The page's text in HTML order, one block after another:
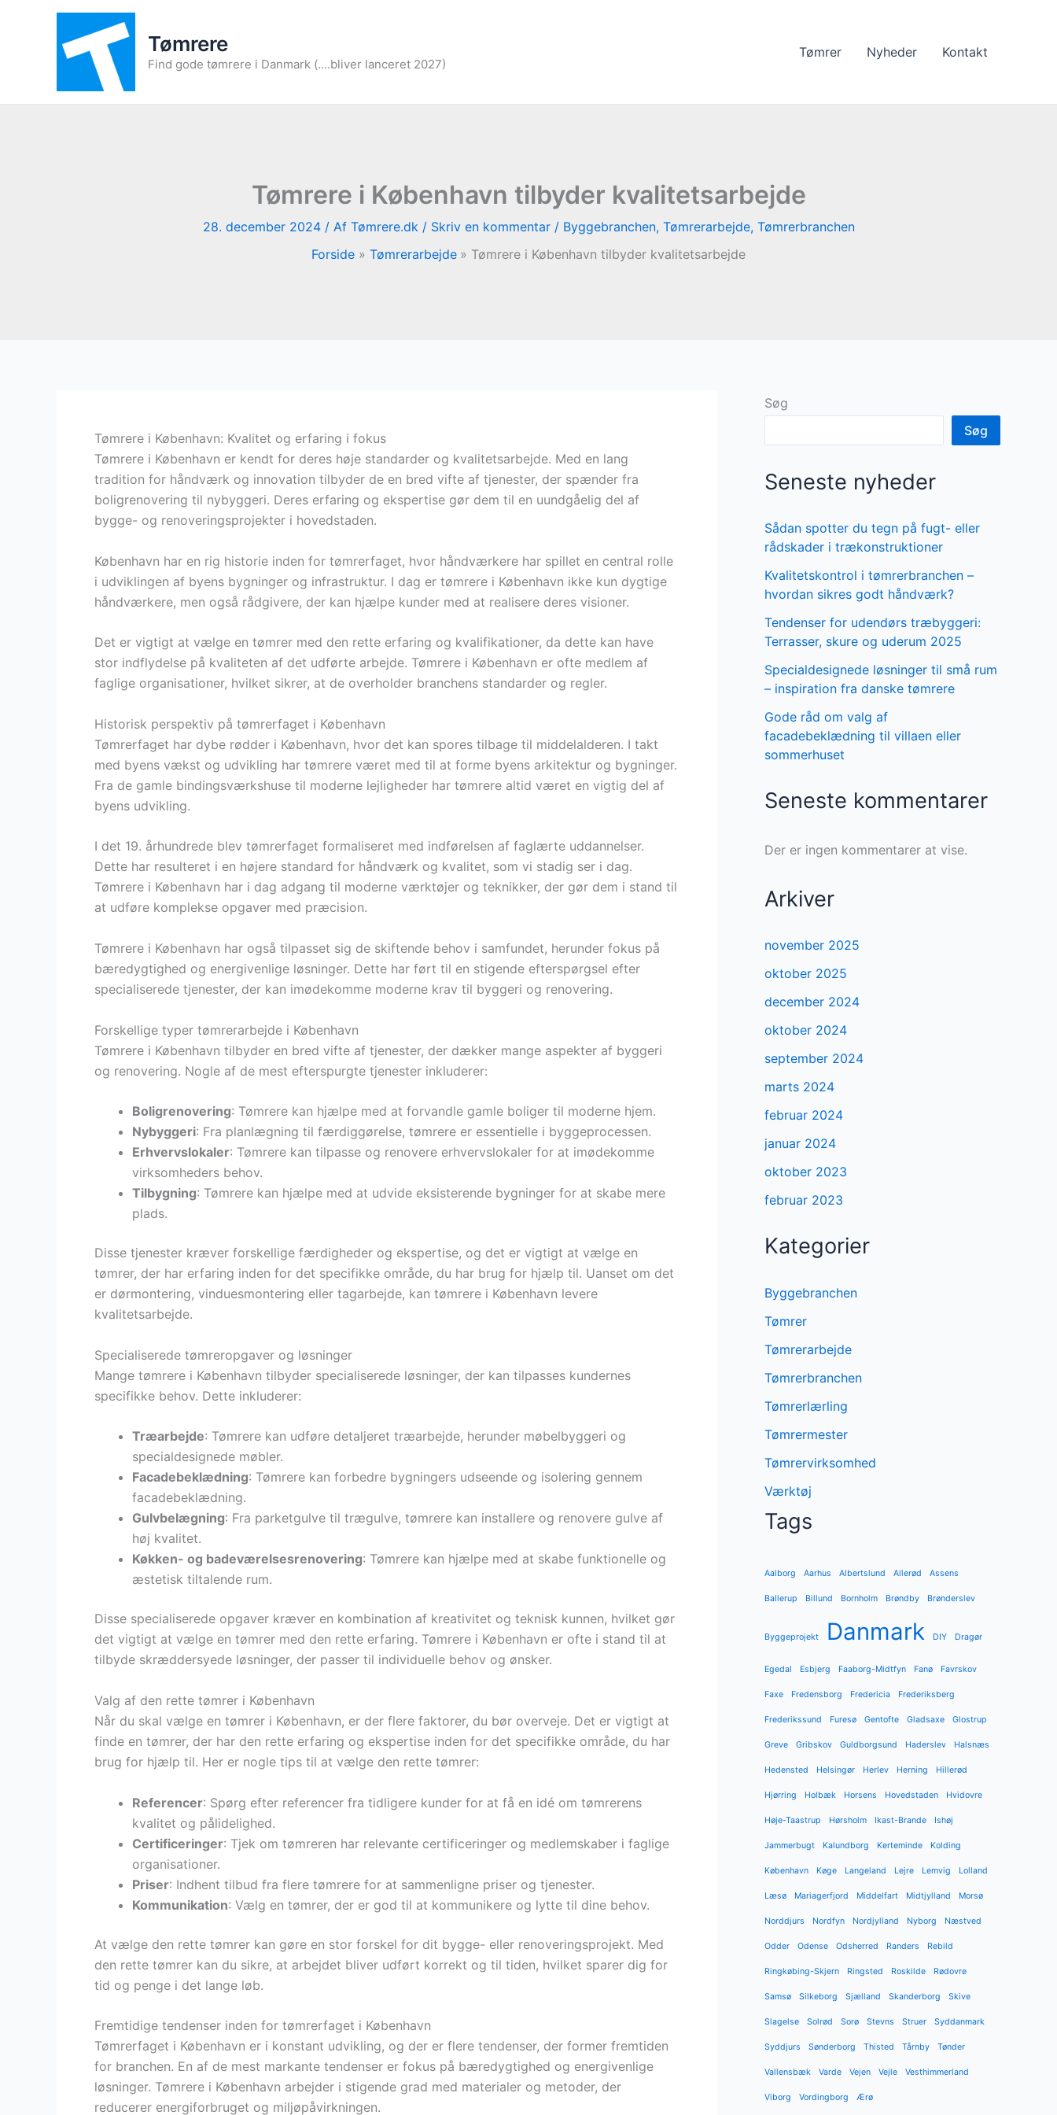
Tømrere
Find gode tømrere i Danmark (....bliver lanceret 2027)
Tømrer Nyheder Kontakt
Tømrere i København tilbyder kvalitetsarbejde
28. december 2024 / Af Tømrere.dk / Skriv en kommentar / Byggebranchen, Tømrerarbejde, Tømrerbranchen
Forside
Tømrerarbejde Tømrere i København tilbyder kvalitetsarbejde
Tømrere i København: Kvalitet og erfaring i fokus
Tømrere i København er kendt for deres høje standarder og kvalitetsarbejde. Med en lang
tradition for håndværk og innovation tilbyder de en bred vifte af tjenester, der spænder fra
boligrenovering til nybyggeri. Deres erfaring og ekspertise gør dem til en uundgåelig del af
bygge- og renoveringsprojekter i hovedstaden.
København har en rig historie inden for tømrerfaget, hvor håndværkere har spillet en central rolle
i udviklingen af byens bygninger og infrastruktur. I dag er tømrere i København ikke kun dygtige
håndværkere, men også rådgivere, der kan hjælpe kunder med at realisere deres visioner.
Det er vigtigt at vælge en tømrer med den rette erfaring og kvalifikationer, da dette kan have
stor indflydelse på kvaliteten af det udførte arbejde. Tømrere i København er ofte medlem af
faglige organisationer, hvilket sikrer, at de overholder branchens standarder og regler.
Historisk perspektiv på tømrerfaget i København
Tømrerfaget har dybe rødder i København, hvor det kan spores tilbage til middelalderen. I takt
med byens vækst og udvikling har tømrere været med til at forme byens arkitektur og bygninger.
Fra de gamle bindingsværkshuse til moderne lejligheder har tømrere altid været en vigtig del af
byens udvikling.
I det 19. århundrede blev tømrerfaget formaliseret med indførelsen af faglærte uddannelser.
Dette har resulteret i en højere standard for håndværk og kvalitet, som vi stadig ser i dag.
Tømrere i København har i dag adgang til moderne værktøjer og teknikker, der gør dem i stand til
at udføre komplekse opgaver med præcision.
Tømrere i København har også tilpasset sig de skiftende behov i samfundet, herunder fokus på
bæredygtighed og energivenlige løsninger. Dette har ført til en stigende efterspørgsel efter
specialiserede tjenester, der kan imødekomme moderne krav til byggeri og renovering.
Forskellige typer tømrerarbejde i København
Tømrere i København tilbyder en bred vifte af tjenester, der dækker mange aspekter af byggeri
og renovering. Nogle af de mest efterspurgte tjenester inkluderer:
Boligrenovering: Tømrere kan hjælpe med at forvandle gamle boliger til moderne hjem.
Nybyggeri: Fra planlægning til færdiggørelse, tømrere er essentielle i byggeprocessen.
Erhvervslokaler: Tømrere kan tilpasse og renovere erhvervslokaler for at imødekomme
virksomheders behov.
Tilbygning: Tømrere kan hjælpe med at udvide eksisterende bygninger for at skabe mere
plads.
Disse tjenester kræver forskellige færdigheder og ekspertise, og det er vigtigt at vælge en
tømrer, der har erfaring inden for det specifikke område, du har brug for hjælp til. Uanset om det
er dørmontering, vinduesmontering eller tagarbejde, kan tømrere i København levere
kvalitetsarbejde.
Specialiserede tømreropgaver og løsninger
Mange tømrere i København tilbyder specialiserede løsninger, der kan tilpasses kundernes
specifikke behov. Dette inkluderer:
Træarbejde: Tømrere kan udføre detaljeret træarbejde, herunder møbelbyggeri og
specialdesignede møbler.
Facadebeklædning: Tømrere kan forbedre bygningers udseende og isolering gennem
facadebeklædning.
Gulvbelægning: Fra parketgulve til trægulve, tømrere kan installere og renovere gulve af
høj kvalitet.
Køkken- og badeværelsesrenovering: Tømrere kan hjælpe med at skabe funktionelle og
æstetisk tiltalende rum.
Disse specialiserede opgaver kræver en kombination af kreativitet og teknisk kunnen, hvilket gør
det vigtigt at vælge en tømrer med den rette erfaring. Tømrere i København er ofte i stand til at
tilbyde skræddersyede løsninger, der passer til individuelle behov og ønsker.
Valg af den rette tømrer i København
Når du skal vælge en tømrer i København, er der flere faktorer, du bør overveje. Det er vigtigt at
finde en tømrer, der har den rette erfaring og ekspertise inden for det specifikke område, du har
brug for hjælp til. Her er nogle tips til at vælge den rette tømrer:
Referencer: Spørg efter referencer fra tidligere kunder for at få en idé om tømrerens
kvalitet og pålidelighed.
Certificeringer: Tjek om tømreren har relevante certificeringer og medlemskaber i faglige
organisationer.
Priser: Indhent tilbud fra flere tømrere for at sammenligne priser og tjenester.
Kommunikation: Vælg en tømrer, der er god til at kommunikere og lytte til dine behov.
At vælge den rette tømrer kan gøre en stor forskel for dit bygge- eller renoveringsprojekt. Med
den rette tømrer kan du sikre, at arbejdet bliver udført korrekt og til tiden, hvilket sparer dig for
tid og penge i det lange løb.
Fremtidige tendenser inden for tømrerfaget i København
Tømrerfaget i København er i konstant udvikling, og der er flere tendenser, der former fremtiden
for branchen. En af de mest markante tendenser er fokus på bæredygtighed og energivenlige
løsninger. Tømrere i København arbejder i stigende grad med materialer og metoder, der
reducerer energiforbruget og miljøpåvirkningen.
Søg
Søg
Seneste nyheder
Sådan spotter du tegn på fugt- eller
rådskader i trækonstruktioner
Kvalitetskontrol i tømrerbranchen –
hvordan sikres godt håndværk?
Tendenser for udendørs træbyggeri:
Terrasser, skure og uderum 2025
Specialdesignede løsninger til små rum
– inspiration fra danske tømrere
Gode råd om valg af
facadebeklædning til villaen eller
sommerhuset
Seneste kommentarer
Der er ingen kommentarer at vise.
Arkiver
november 2025
oktober 2025
december 2024
oktober 2024
september 2024
marts 2024
februar 2024
januar 2024
oktober 2023
februar 2023
Kategorier
Byggebranchen
Tømrer
Tømrerarbejde
Tømrerbranchen
Tømrerlærling
Tømrermester
Tømrervirksomhed
Værktøj
Tags
Aalborg Aarhus Albertslund Allerød Assens
Ballerup Billund Bornholm Brøndby Brønderslev
Byggeprojekt Danmark DIY Dragør
Egedal Esbjerg Faaborg-Midtfyn Fanø Favrskov
Faxe Fredensborg Fredericia Frederiksberg
Frederikssund Furesø Gentofte Gladsaxe Glostrup
Greve Gribskov Guldborgsund Haderslev Halsnæs
Hedensted Helsingør Herlev Herning Hillerød
Hjørring Holbæk Horsens Hovedstaden Hvidovre
Høje-Taastrup Hørsholm Ikast-Brande Ishøj
Jammerbugt Kalundborg Kerteminde Kolding
København Køge Langeland Lejre Lemvig Lolland
Læsø Mariagerfjord Middelfart Midtjylland Morsø
Norddjurs Nordfyn Nordjylland Nyborg Næstved
Odder Odense Odsherred Randers Rebild
Ringkøbing-Skjern Ringsted Roskilde Rødovre
Samsø Silkeborg Sjælland Skanderborg Skive
Slagelse Solrød Sorø Stevns Struer Syddanmark
Syddjurs Sønderborg Thisted Tårnby Tønder
Vallensbæk Varde Vejen Vejle Vesthimmerland
Viborg Vordingborg Ærø